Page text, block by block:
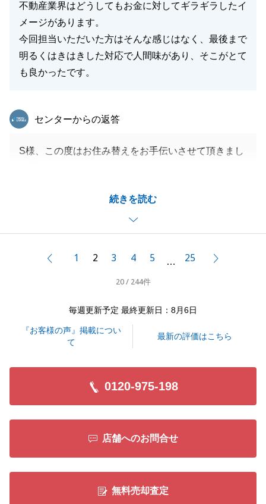
不動産業界はどうしてもお金に対してギラギラしたイ
メージがあります。
今回担当いただいた方はそんな感じはなく、最後まで
明るくはきはきした対応で人間味があり、そこがとて
も良かったです。
続きを読む
東急リバブル
センターからの返答
S様、この度はお住み替えをお手伝いさせて頂きまし
らっしゃる方のお住み替えのお手伝いができたことを
今後、皆様が快適な生活ができることを心からお祈り
前へ1 2 3 4 5 … 25
20 / 244件
毎週更新予定 最終更新日：8月6日
『お客様の声』掲載につい
て
最新の評価はこちら
0120-975-198
店舗へのお問合せ
無料売却査定